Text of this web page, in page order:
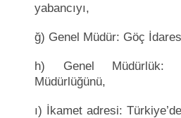
yabancıyı,
ğ) Genel Müdür: Göç
h) Genel Müdürlük:
Müdürlüğünü,
ı) İkamet adresi: